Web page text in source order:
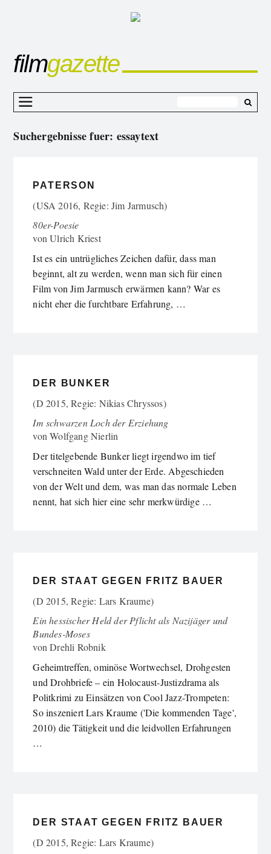
filmgazette
Suchergebnisse fuer: essaytext
PATERSON
(USA 2016, Regie: Jim Jarmusch)
80er-Poesie
vonUlrich Kriest
Ist es ein untrügliches Zeichen dafür, dass man
beginnt, alt zu werden, wenn man sich für einen
Film von Jim Jarmusch erwärmen kann? War es
nicht eher die furchtbare Erfahrung, …
DER BUNKER
(D 2015, Regie: Nikias Chryssos)
Im schwarzen Loch der Erziehung
vonWolfgang Nierlin
Der titelgebende Bunker liegt irgendwo im tief
verschneiten Wald unter der Erde. Abgeschieden
von der Welt und dem, was man das normale Leben
nennt, hat sich hier eine sehr merkwürdige …
DER STAAT GEGEN FRITZ BAUER
(D 2015, Regie: Lars Kraume)
Ein hessischer Held der Pflicht als Nazijäger und
Bundes-Moses
vonDrehli Robnik
Geheimtreffen, ominöse Wortwechsel, Drohgesten
und Drohbriefe – ein Holocaust-Justizdrama als
Politkrimi zu Einsätzen von Cool Jazz-Trompeten:
So inszeniert Lars Kraume ('Die kommenden Tage',
2010) die Tätigkeit und die leidvollen Erfahrungen
…
DER STAAT GEGEN FRITZ BAUER
(D 2015, Regie: Lars Kraume)